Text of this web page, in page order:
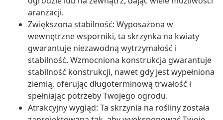
aranżacji.
Zwiększona stabilność: Wyposażona w
wewnętrzne wsporniki, ta skrzynka na kwiaty
gwarantuje niezawodną wytrzymałość i
stabilność. Wzmocniona konstrukcja gwarantuje
stabilność konstrukcji, nawet gdy jest wypełniona
ziemią, oferując długoterminową trwałość i
spełniając potrzeby Twojego ogrodu.
Atrakcyjny wygląd: Ta skrzynia na rośliny została